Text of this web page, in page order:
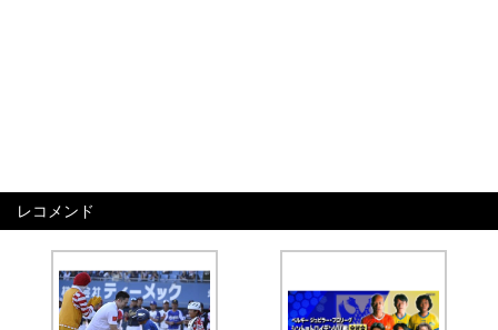
レコメンド